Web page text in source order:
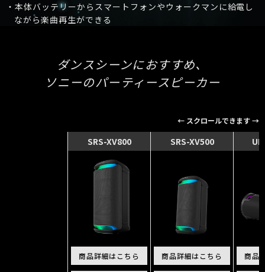
・本体バッテリーからスマートフォンやウォークマンに給電し
ながら楽曲再生ができる
ダンスシーンにおすすめ、
ソニーのパーティースピーカー
← スクロールできます →
SRS-XV800
商品詳細はこちら
SRS-XV500
商品詳細はこちら 商品